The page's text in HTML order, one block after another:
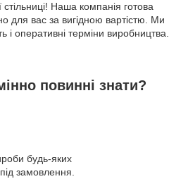
стільниці! Наша компанія готова
для вас за вигідною вартістю. Ми
і оперативні терміни виробництва.
повинні знати?
будь-яких
замовлення.